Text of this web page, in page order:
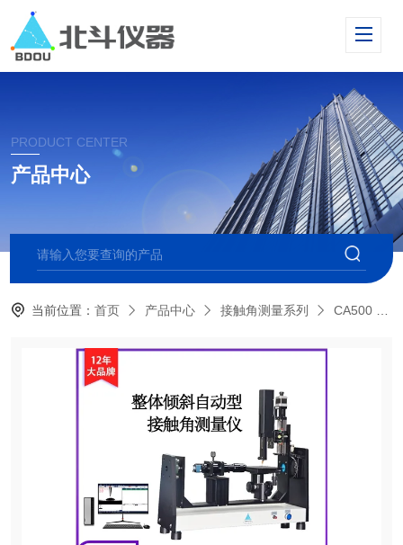
PRODUCT CENTER
产品中心
当前位置：首页 产品中心 接触角测量系列 CA500 倾斜型接触角测量仪